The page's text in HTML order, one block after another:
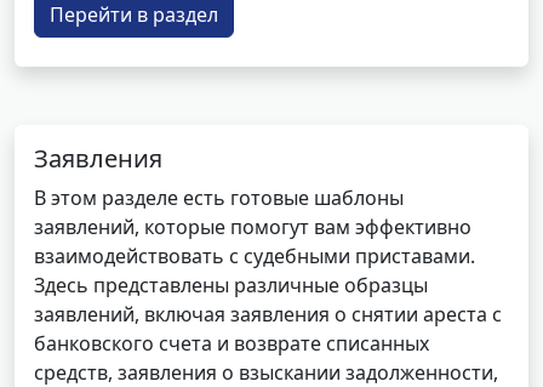
Перейти в раздел
Заявления
В этом разделе есть готовые шаблоны
заявлений, которые помогут вам эффективно
взаимодействовать с судебными приставами.
Здесь представлены различные образцы
заявлений, включая заявления о снятии ареста с
банковского счета и возврате списанных
средств, заявления о взыскании задолженности,